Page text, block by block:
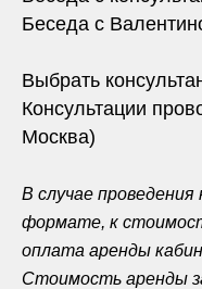
Беседа с
Выбрать
Консультации
Москва)
В случае проведения
формате, к
оплата аренды
Стоимость аренды